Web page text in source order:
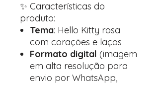
✨ Características do
produto:
Tema: Hello Kitty rosa
com corações e laços
Formato digital (imagem
em alta resolução para
envio por WhatsApp,